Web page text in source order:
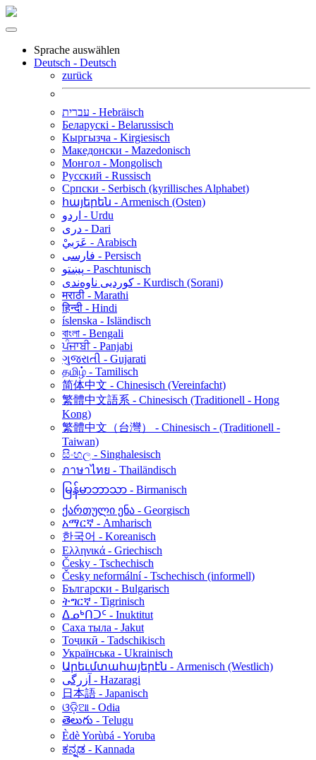
Sprache auswählen
Deutsch - Deutsch
zurück
עברית - Hebräisch
Беларускі - Belarussisch
Кыргызча - Kirgiesisch
Македонски - Mazedonisch
Монгол - Mongolisch
Русский - Russisch
Српски - Serbisch (kyrillisches Alphabet)
հայերեն - Armenisch (Osten)
اردو - Urdu
دری - Dari
عَرَبيْ - Arabisch
فارسی - Persisch
پښتو - Paschtunisch
کوردیی ناوەندی - Kurdisch (Sorani)
मराठी - Marathi
हिन्दी - Hindi
íslenska - Isländisch
বাংলা - Bengali
ਪੰਜਾਬੀ - Panjabi
ગુજરાતી - Gujarati
தமிழ் - Tamilisch
简体中文 - Chinesisch (Vereinfacht)
繁體中文語系 - Chinesisch (Traditionell - Hong
Kong)
繁體中文（台灣） - Chinesisch - (Traditionell -
Taiwan)
සිංහල - Singhalesisch
ภาษาไทย - Thailändisch
မြန်မာဘာသာ - Birmanisch
ქართული ენა - Georgisch
አማርኛ - Amharisch
한국어 - Koreanisch
Ελληνικά - Griechisch
Česky - Tschechisch
Česky neformální - Tschechisch (informell)
Български - Bulgarisch
ትግርኛ - Tigrinisch
ᐃᓄᒃᑎᑐᑦ - Inuktitut
Саха тыла - Jakut
Тоҷикӣ - Tadschikisch
Українська - Ukrainisch
Արեւմտահայերէն - Armenisch (Westlich)
آزرگی - Hazaragi
日本語 - Japanisch
ଓଡ଼ିଆ - Odia
తెలుగు - Telugu
Èdè Yorùbá - Yoruba
ಕನ್ನಡ - Kannada